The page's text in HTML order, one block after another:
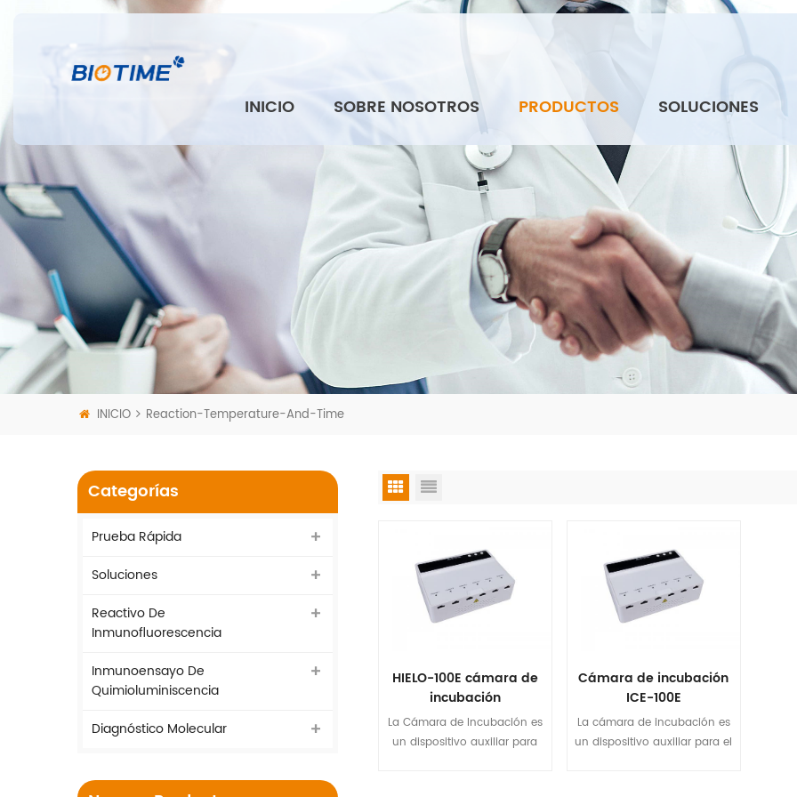
INICIO SOBRE NOSOTROS PRODUCTOS SOLUCIONES
INICIO Reaction-Temperature-And-Time
HIELO-100E cámara de
incubación
La Cámara de Incubación es
un dispositivo auxiliar para
Cámara de incubación
ICE-100E
La cámara de incubación es
un dispositivo auxiliar para el
Categorías
Prueba Rápida
Soluciones
Reactivo De
Inmunofluorescencia
Inmunoensayo De
Quimioluminiscencia
Diagnóstico Molecular